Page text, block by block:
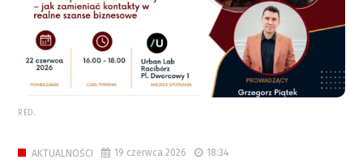
RED.
AKTUALNOŚCI 19 czerwca 2026 18:34